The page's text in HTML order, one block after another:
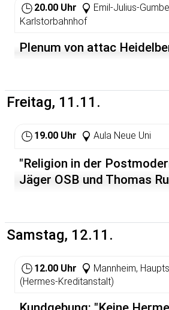
20.00 Uhr
Emil-Julius-
Karlstorbahnhof
Plenum von attac
Freitag, 11.11.
19.00 Uhr Aula Neue Uni
"Religion in der
Jäger OSB und Thomas
Samstag, 12.11.
12.00 Uhr
Mannheim,
(Hermes-Kreditanstalt)